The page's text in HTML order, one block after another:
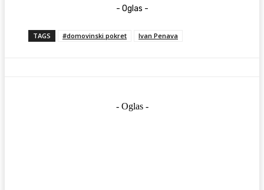
- Oglas -
TAGS #domovinski pokret Ivan Penava
- Oglas -